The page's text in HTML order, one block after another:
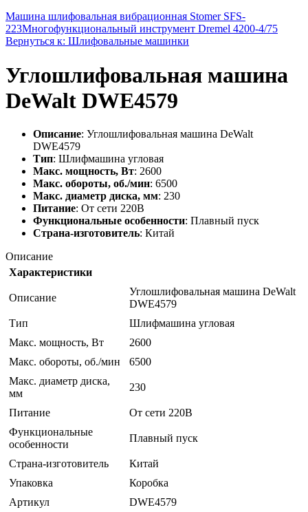
Машина шлифовальная вибрационная Stomer SFS-
223Многофункциональный инструмент Dremel 4200-4/75
Вернуться к: Шлифовальные машинки
Углошлифовальная машина
DeWalt DWE4579
Описание: Углошлифовальная машина DeWalt
DWE4579
Тип: Шлифмашина угловая
Макс. мощность, Вт: 2600
Макс. обороты, об./мин: 6500
Макс. диаметр диска, мм: 230
Питание: От сети 220В
Функциональные особенности: Плавный пуск
Страна-изготовитель: Китай
Описание
Характеристики
Описание
Углошлифовальная машина DeWalt
DWE4579
Тип
Шлифмашина угловая
Макс. мощность, Вт
2600
Макс. обороты, об./мин
6500
Макс. диаметр диска,
мм
230
Питание
От сети 220В
Функциональные
особенности
Плавный пуск
Страна-изготовитель
Китай
Упаковка
Коробка
Артикул
DWE4579